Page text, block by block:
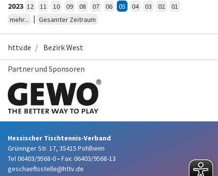
2023 12 11 10 09 08 07 06 05 04 03 02
01
mehr...
| Gesamter Zeitraum
httv.de Bezirk West
Partner und Sponsoren
Hessischer Tischtennis-Verband
Grüninger Str. 17, 35415 Pohlheim
Tel 06403/9568-0 • Fax: 06403/9568-13
geschaeftsstelle@httv.de